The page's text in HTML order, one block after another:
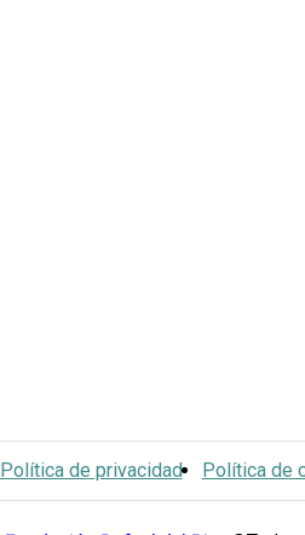
Política de privacidad Política de